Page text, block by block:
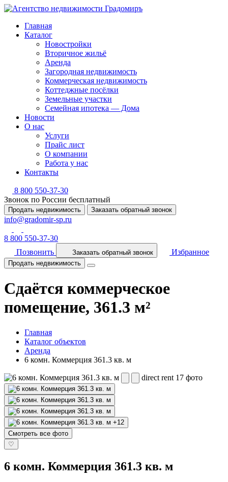
Главная
Каталог
Новостройки
Вторичное жильё
Аренда
Загородная недвижимость
Коммерческая недвижимость
Коттеджные посёлки
Земельные участки
Семейная ипотека — Дома
Новости
О нас
Услуги
Прайс лист
О компании
Работа у нас
Контакты
8 800 550-37-30
Звонок по России бесплатный
Продать недвижимость Заказать обратный звонок
info@gradomir-sp.ru
8 800 550-37-30
Позвонить
Заказать обратный звонок Избранное
Продать недвижимость
Сдаётся коммерческое
помещение, 361.3 м²
Главная
Каталог объектов
Аренда
6 комн. Коммерция 361.3 кв. м
direct rent 17 фото
+12
Смотреть все фото
♡
6 комн. Коммерция 361.3 кв. м